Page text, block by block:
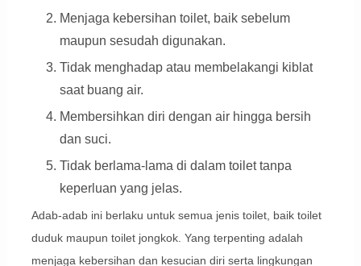
Menjaga kebersihan toilet, baik sebelum
maupun sesudah digunakan.
Tidak menghadap atau membelakangi kiblat
saat buang air.
Membersihkan diri dengan air hingga bersih
dan suci.
Tidak berlama-lama di dalam toilet tanpa
keperluan yang jelas.
Adab-adab ini berlaku untuk semua jenis toilet, baik toilet
duduk maupun toilet jongkok. Yang terpenting adalah
menjaga kebersihan dan kesucian diri serta lingkungan